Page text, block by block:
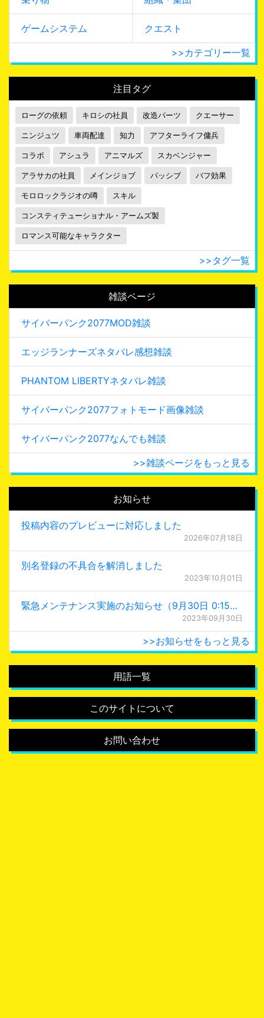
ゲームシステム クエスト
>>カテゴリー一覧
注目タグ
ローグの依頼 キロシの社員 改造パーツ クエーサー
ニンジュツ 車両配達 知力 アフターライフ傭兵
コラボ アシュラ アニマルズ スカベンジャー
アラサカの社員 メインジョブ パッシブ バフ効果
モロロックラジオの噂 スキル
コンスティテューショナル・アームズ製
ロマンス可能なキャラクター
>>タグ一覧
雑談ページ
サイバーパンク2077MOD雑談
エッジランナーズネタバレ感想雑談
PHANTOM LIBERTYネタバレ雑談
サイバーパンク2077フォトモード画像雑談
サイバーパンク2077なんでも雑談
>>雑談ページをもっと見る
お知らせ
投稿内容のプレビューに対応しました
2026年07月18日
別名登録の不具合を解消しました
2023年10月01日
緊急メンテナンス実施のお知らせ（9月30日 0:15更新）
2023年09月30日
>>お知らせをもっと見る
用語一覧
このサイトについて
お問い合わせ